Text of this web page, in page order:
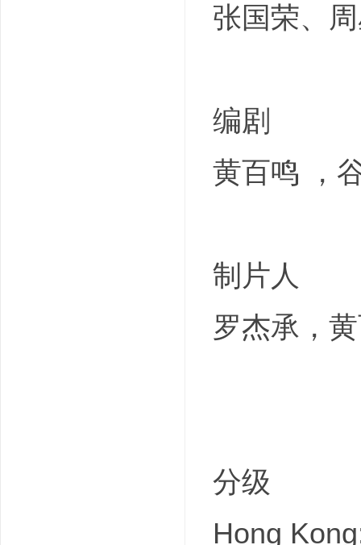
张国荣、
编剧
黄百鸣 ，
制片人
罗杰承，
分级
Hong